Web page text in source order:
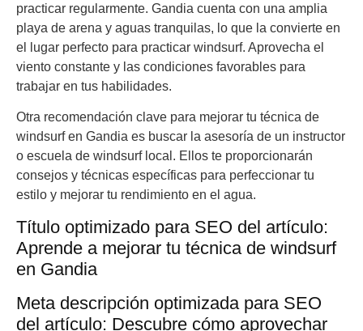
practicar regularmente. Gandia cuenta con una amplia
playa de arena y aguas tranquilas, lo que la convierte en
el lugar perfecto para practicar windsurf. Aprovecha el
viento constante y las condiciones favorables para
trabajar en tus habilidades.
Otra recomendación clave para mejorar tu técnica de
windsurf en Gandia es buscar la asesoría de un instructor
o escuela de windsurf local. Ellos te proporcionarán
consejos y técnicas específicas para perfeccionar tu
estilo y mejorar tu rendimiento en el agua.
Título optimizado para SEO del artículo:
Aprende a mejorar tu técnica de windsurf
en Gandia
Meta descripción optimizada para SEO
del artículo: Descubre cómo aprovechar